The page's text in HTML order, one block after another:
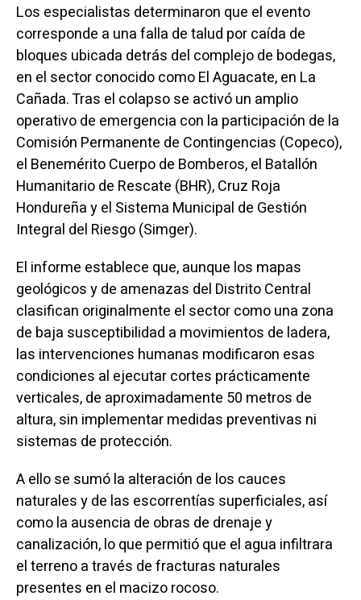
Los especialistas determinaron que el evento
corresponde a una falla de talud por caída de
bloques ubicada detrás del complejo de bodegas,
en el sector conocido como El Aguacate, en La
Cañada. Tras el colapso se activó un amplio
operativo de emergencia con la participación de la
Comisión Permanente de Contingencias (Copeco),
el Benemérito Cuerpo de Bomberos, el Batallón
Humanitario de Rescate (BHR), Cruz Roja
Hondureña y el Sistema Municipal de Gestión
Integral del Riesgo (Simger).
El informe establece que, aunque los mapas
geológicos y de amenazas del Distrito Central
clasifican originalmente el sector como una zona
de baja susceptibilidad a movimientos de ladera,
las intervenciones humanas modificaron esas
condiciones al ejecutar cortes prácticamente
verticales, de aproximadamente 50 metros de
altura, sin implementar medidas preventivas ni
sistemas de protección.
A ello se sumó la alteración de los cauces
naturales y de las escorrentías superficiales, así
como la ausencia de obras de drenaje y
canalización, lo que permitió que el agua infiltrara
el terreno a través de fracturas naturales
presentes en el macizo rocoso.